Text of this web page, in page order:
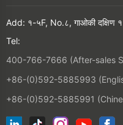
Add: १-५F, No.८, गाओकी दक्षिण १२
Tel:
400-766-7666 (After-sales
+86-(0)592-5885993
+86-(0)592-5885991